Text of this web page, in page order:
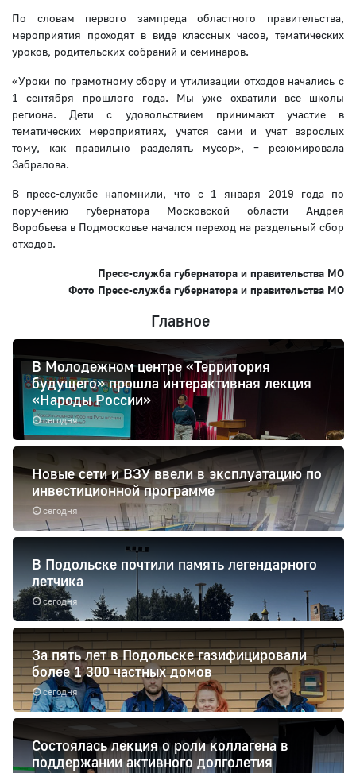
По словам первого зампреда областного правительства,
мероприятия проходят в виде классных часов, тематических
уроков, родительских собраний и семинаров.
«Уроки по грамотному сбору и утилизации отходов начались с
1 сентября прошлого года. Мы уже охватили все школы
региона. Дети с удовольствием принимают участие в
тематических мероприятиях, учатся сами и учат взрослых
тому, как правильно разделять мусор», – резюмировала
Забралова.
В пресс-службе напомнили, что с 1 января 2019 года по
поручению губернатора Московской области Андрея
Воробьева в Подмосковье начался переход на раздельный сбор
отходов.
Пресс-служба губернатора и правительства МО
Фото Пресс-служба губернатора и правительства МО
Главное
сегодня
В Молодежном центре «Территория
будущего» прошла интерактивная лекция
«Народы России»
сегодня
Новые сети и ВЗУ ввели в эксплуатацию по
инвестиционной программе
сегодня
В Подольске почтили память легендарного
летчика
сегодня
За пять лет в Подольске газифицировали
более 1 300 частных домов
Состоялась лекция о роли коллагена в
поддержании активного долголетия